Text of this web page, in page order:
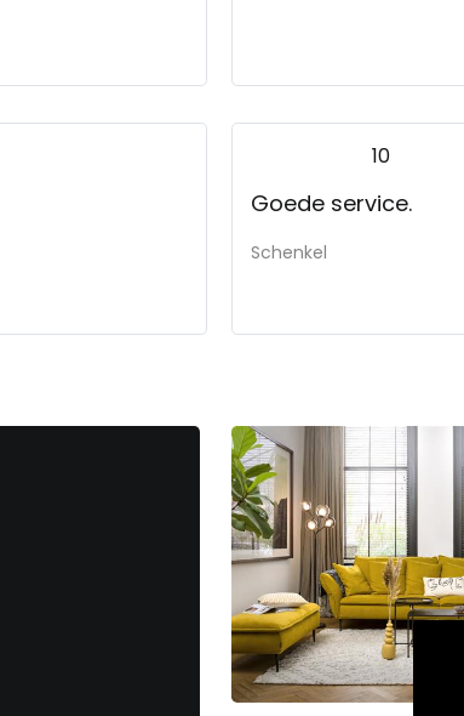
10
Goede service.
Schenkel